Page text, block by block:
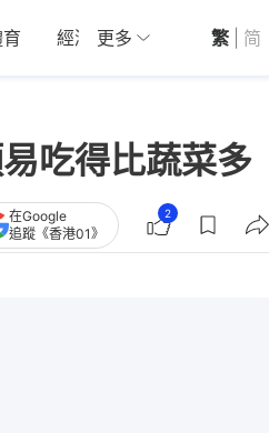
經濟 01深圳 觀點
更多 繁 简
吃得比蔬菜多
在Google
追蹤《香港01》
2